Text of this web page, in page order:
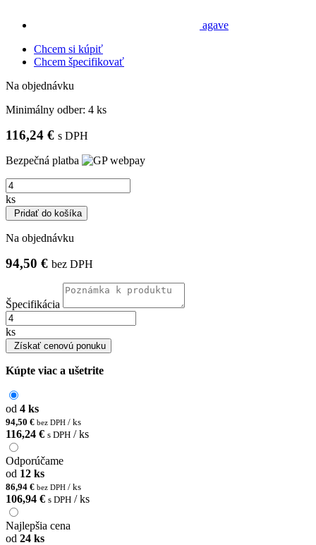
agave
Chcem si kúpiť
Chcem špecifikovať
Na objednávku
Minimálny odber: 4 ks
116,24 € s DPH
Bezpečná platba
ks
Pridať do košíka
Na objednávku
94,50 € bez DPH
Špecifikácia
ks
Získať cenovú ponuku
Kúpte viac a ušetrite
od 4 ks
94,50 € bez DPH / ks
116,24 € s DPH / ks
Odporúčame
od 12 ks
86,94 € bez DPH / ks
106,94 € s DPH / ks
Najlepšia cena
od 24 ks